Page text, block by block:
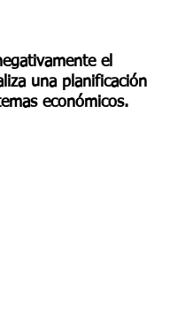
Servicios
el
una planificación
económicos.